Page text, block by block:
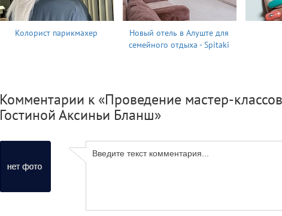
Колорист парикмахер
Новый отель в Алуште для
семейного отдыха - Spitaki
Комментарии к «Проведение мастер-
Гостиной Аксиньи Бланш»